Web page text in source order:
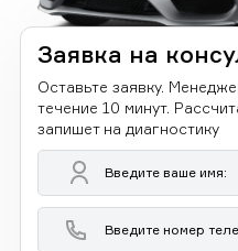
Заявка на
Оставьте заявку.
течение 10 минут.
запишет на диагностику